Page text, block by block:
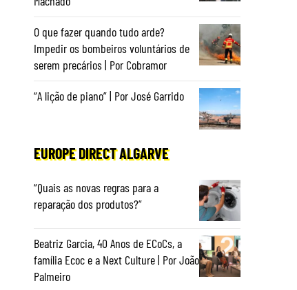
O que fazer quando tudo arde?
Impedir os bombeiros voluntários de
serem precários | Por Cobramor
“A lição de piano” | Por José Garrido
EUROPE DIRECT ALGARVE
“Quais as novas regras para a
reparação dos produtos?”
Beatriz Garcia, 40 Anos de ECoCs, a
família Ecoc e a Next Culture | Por João
Palmeiro